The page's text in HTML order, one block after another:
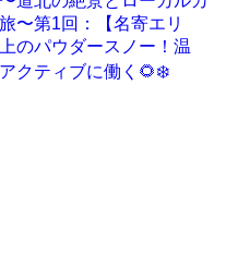
〜第1回：【名寄エリ
のパウダースノー！温
クティブに働く🌻❄️